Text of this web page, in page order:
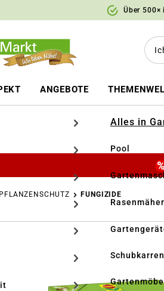
springen Über 500×
ANGEBOTE
Alles in
Pool
Rasenmäher
Schubkarren
PFLANZENSCHUTZ FUNGIZIDE